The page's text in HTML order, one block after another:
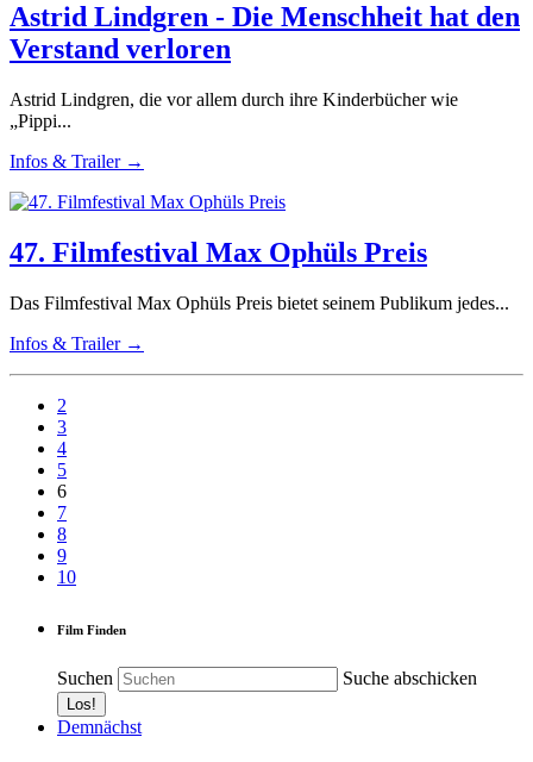
Astrid Lindgren - Die Menschheit hat den
Verstand verloren
Astrid Lindgren, die vor allem durch ihre Kinderbücher wie
„Pippi...
Infos & Trailer →
47. Filmfestival Max Ophüls Preis
Das Filmfestival Max Ophüls Preis bietet seinem Publikum jedes...
Infos & Trailer →
2
3
4
5
6
7
8
9
10
Film Finden
Suchen Suche abschicken
Demnächst